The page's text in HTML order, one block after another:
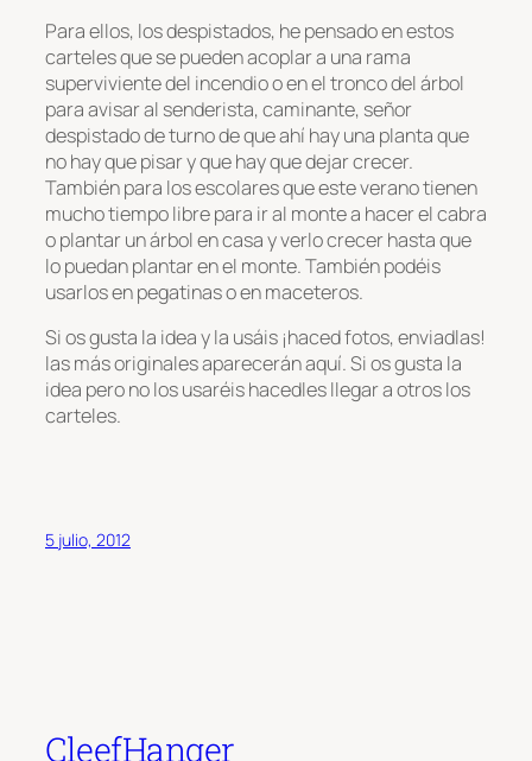
Para ellos, los despistados, he pensado en estos
carteles que se pueden acoplar a una rama
superviviente del incendio o en el tronco del árbol
para avisar al senderista, caminante, señor
despistado de turno de que ahí hay una planta que
no hay que pisar y que hay que dejar crecer.
También para los escolares que este verano tienen
mucho tiempo libre para ir al monte a hacer el cabra
o plantar un árbol en casa y verlo crecer hasta que
lo puedan plantar en el monte. También podéis
usarlos en pegatinas o en maceteros.
Si os gusta la idea y la usáis ¡haced fotos, enviadlas!
las más originales aparecerán aquí. Si os gusta la
idea pero no los usaréis hacedles llegar a otros los
carteles.
5 julio, 2012
CleefHanger